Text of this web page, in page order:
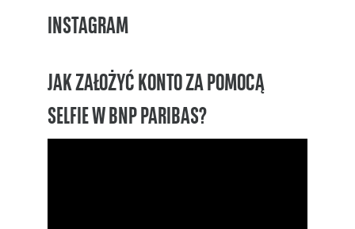
INSTAGRAM
JAK ZAŁOŻYĆ KONTO ZA POMOCĄ
SELFIE W BNP PARIBAS?